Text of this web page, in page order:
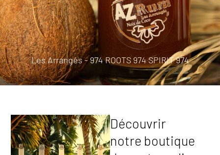
Les Arrangés - 974 ROOTS 974 SPIRIT 974
Découvrir
notre boutique